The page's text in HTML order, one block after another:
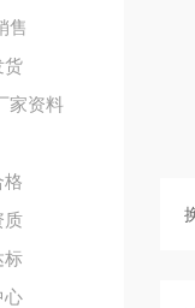
售
货
家资料
格
质
标
心